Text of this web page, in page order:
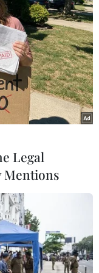
#Vũ khí
Legal
Mentions